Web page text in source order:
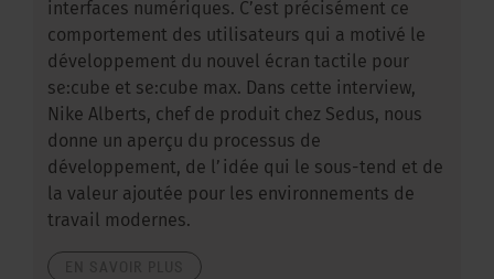
interfaces numériques. C’est précisément ce
comportement des utilisateurs qui a motivé le
développement du nouvel écran tactile pour
se:cube et se:cube max. Dans cette interview,
Nike Alberts, chef de produit chez Sedus, nous
donne un aperçu du processus de
développement, de l’idée qui le sous-tend et de
la valeur ajoutée pour les environnements de
travail modernes.